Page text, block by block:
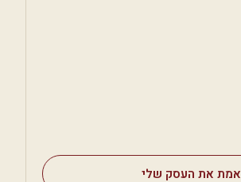
אמת את העסק שלי